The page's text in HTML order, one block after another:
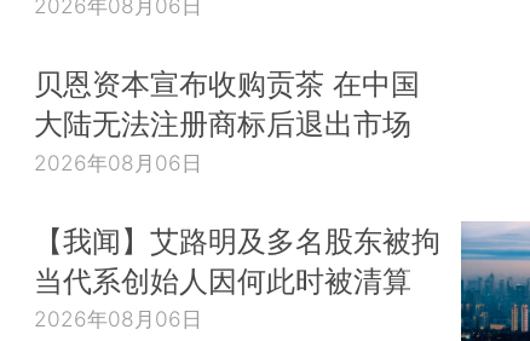
2026年08月06日
贝恩资本宣布收购贡茶 在中国
大陆无法注册商标后退出市场
2026年08月06日
【我闻】艾路明及多名股东被拘
当代系创始人因何此时被清算
2026年08月06日